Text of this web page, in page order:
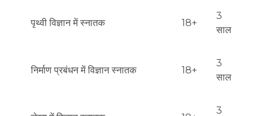
आयोजित कर सकती हैं।
मास्टर्स और डॉक्टरेट में प्रवेश के लिए एक बैचलर या मास्टर डिग्री, शोध
पृथ्वी विज्ञान में स्नातक 18+
3
साल
निर्माण प्रबंधन में विज्ञान स्नातक 18+
3
साल
3